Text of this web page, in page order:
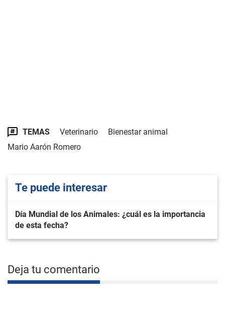
TEMAS Veterinario
Bienestar animal
Mario Aarón Romero
Te puede interesar
Día Mundial de los Animales: ¿cuál es la importancia
de esta fecha?
Deja tu comentario